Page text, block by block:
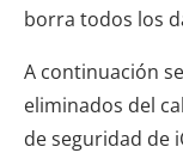
borra todos los
A continuación
eliminados del
de seguridad de